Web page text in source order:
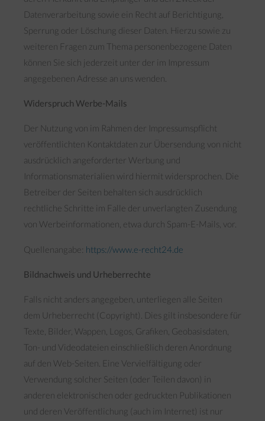
Datenverarbeitung sowie ein Recht auf Berichtigung,
Sperrung oder Löschung dieser Daten. Hierzu sowie zu
weiteren Fragen zum Thema personenbezogene Daten
können Sie sich jederzeit unter der im Impressum
angegebenen Adresse an uns wenden.
Widerspruch Werbe-Mails
Der Nutzung von im Rahmen der Impressumspflicht
veröffentlichten Kontaktdaten zur Übersendung von nicht
ausdrücklich angeforderter Werbung und
Informationsmaterialien wird hiermit widersprochen. Die
Betreiber der Seiten behalten sich ausdrücklich
rechtliche Schritte im Falle der unverlangten Zusendung
von Werbeinformationen, etwa durch Spam-E-Mails, vor.
Quellenangabe: https://www.e-recht24.de
Bildnachweis und Urheberrechte
Falls nicht anders angegeben, unterliegen alle Seiten
dem Urheberrecht (Copyright). Dies gilt insbesondere für
Texte, Bilder, Wappen, Logos, Grafiken, Geobasisdaten,
Ton- und Videodateien einschließlich deren Anordnung
auf den Web-Seiten. Eine Vervielfältigung oder
Verwendung solcher Seiten (oder Teilen davon) in
anderen elektronischen oder gedruckten Publikationen
und deren Veröffentlichung (auch im Internet) ist nur